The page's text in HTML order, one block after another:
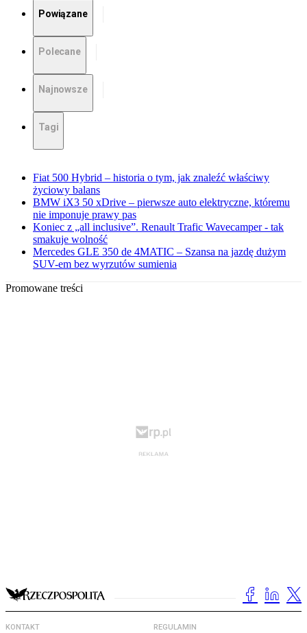
Powiązane
Polecane
Najnowsze
Tagi
Fiat 500 Hybrid – historia o tym, jak znaleźć właściwy
życiowy balans
BMW iX3 50 xDrive – pierwsze auto elektryczne, któremu
nie imponuje prawy pas
Koniec z „all inclusive”. Renault Trafic Wavecamper - tak
smakuje wolność
Mercedes GLE 350 de 4MATIC – Szansa na jazdę dużym
SUV-em bez wyrzutów sumienia
Promowane treści
KONTAKT REGULAMIN